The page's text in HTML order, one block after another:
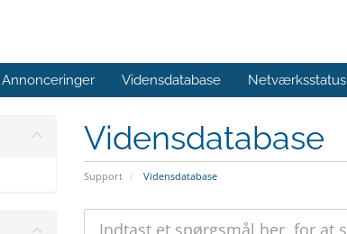
Annonceringer Vidensdatabase Netværksstatus
Vidensdatabase
Support Vidensdatabase